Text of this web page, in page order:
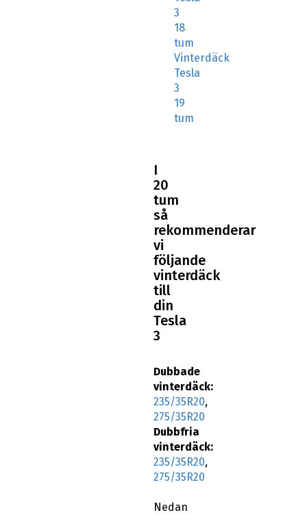
3
18
tum
Vinterdäck
Tesla
3
19
tum
I
20
tum
så
rekommenderar
vi
följande
vinterdäck
till
din
Tesla
3
Dubbade
vinterdäck:
235/35R20,
275/35R20
Dubbfria
vinterdäck:
235/35R20,
275/35R20
Nedan